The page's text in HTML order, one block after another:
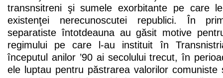
transnsitreni şi sumele exorbitante pe care
existenţei nerecunoscutei republici. În
separatiste întotdeauna au găsit motive
regimului pe care l-au instituit în
începutul anilor ’90 ai secolului trecut, în
ele luptau pentru păstrarea valorilor